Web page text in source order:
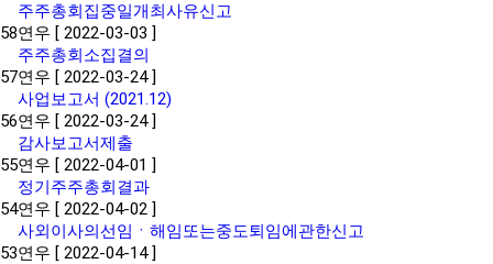
주주총회집중일개최사유신고
58연우 [ 2022-03-03 ]
주주총회소집결의
57연우 [ 2022-03-24 ]
사업보고서 (2021.12)
56연우 [ 2022-03-24 ]
감사보고서제출
55연우 [ 2022-04-01 ]
정기주주총회결과
54연우 [ 2022-04-02 ]
사외이사의선임ㆍ해임또는중도퇴임에관한신고
53연우 [ 2022-04-14 ]